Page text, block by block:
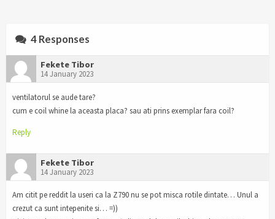
4 Responses
Fekete Tibor
14 January 2023
ventilatorul se aude tare?
cum e coil whine la aceasta placa? sau ati prins exemplar fara coil?
Reply
Fekete Tibor
14 January 2023
Am citit pe reddit la useri ca la Z790 nu se pot misca rotile dintate… Unul a
crezut ca sunt intepenite si… =))